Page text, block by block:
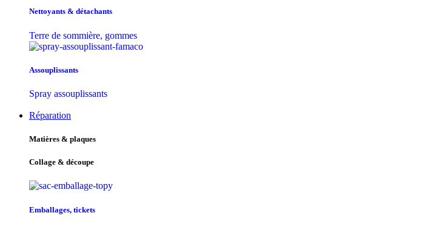
Nettoyants & détachants
Terre de sommière, gommes
Assouplissants
Spray assouplissants
Réparation
Matières & plaques
Collage & découpe
Emballages, tickets